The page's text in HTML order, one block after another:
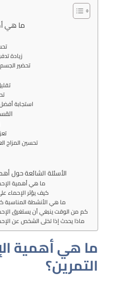
ما هي
زيادة
تحضير
استجابة
تحسين المزاج
الأسئلة الشائعة حول
1. ما هي أهمية
2. كيف يؤثر الإحماء
3. ما هي الأنشطة المناسبة
4. كم من الوقت ينبغي أن يستغرق
5. ماذا يحدث إذا تخلى الشخص عن
ما هي أهمية
التمرين؟